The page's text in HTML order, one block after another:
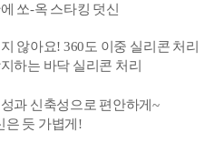
쏘-옥 스타킹 덧신
않아요! 360도 이중 실리콘 처리
하는 바닥 실리콘 처리
과 신축성으로 편안하게~
은 듯 가볍게!